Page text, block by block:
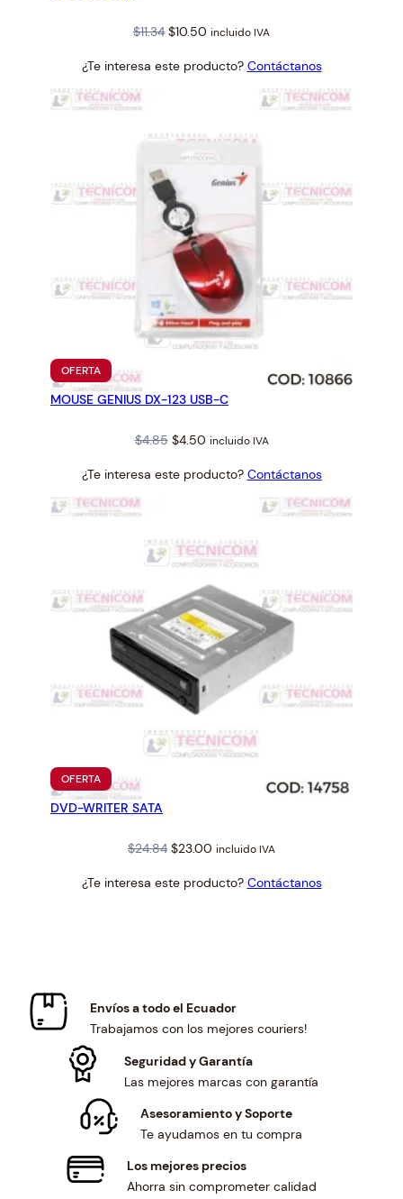
$11.34 Original
was:
$10.50 Current
is:
incluido IVA
¿Te interesa este producto? Contáctanos
OFERTAPRODUCTO
EN
OFERTA
MOUSE GENIUS DX-123 USB-C
$4.85 Original
was:
$4.50Current
is:
incluido IVA
¿Te interesa este producto? Contáctanos
OFERTAPRODUCTO
EN
OFERTA
DVD-WRITER SATA
$24.84 Original
was:
$23.00 Current
is:
incluido IVA
¿Te interesa este producto? Contáctanos
Envíos a todo el Ecuador
Trabajamos con los mejores couriers!
Seguridad y Garantía
Las mejores marcas con garantía
Asesoramiento y Soporte
Te ayudamos en tu compra
Los mejores precios
Ahorra sin comprometer calidad